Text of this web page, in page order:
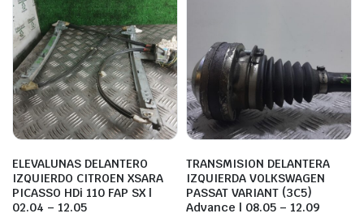
ELEVALUNAS DELANTERO
IZQUIERDO CITROEN XSARA
PICASSO HDi 110 FAP SX |
02.04 – 12.05
TRANSMISION DELANTERA
IZQUIERDA VOLKSWAGEN
PASSAT VARIANT (3C5)
Advance | 08.05 – 12.09